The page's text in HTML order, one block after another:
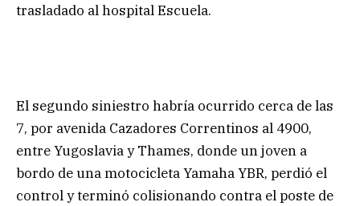
trasladado al hospital Escuela.
El segundo siniestro habría ocurrido cerca de las
7, por avenida Cazadores Correntinos al 4900,
entre Yugoslavia y Thames, donde un joven a
bordo de una motocicleta Yamaha YBR, perdió el
control y terminó colisionando contra el poste de